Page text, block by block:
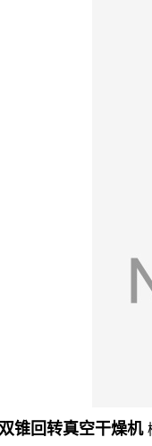
锥回转真空干燥机